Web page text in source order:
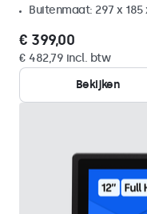
Buitenmaat: 297 x 185
€ 399,00
€ 482,79 incl. btw
Bekijken